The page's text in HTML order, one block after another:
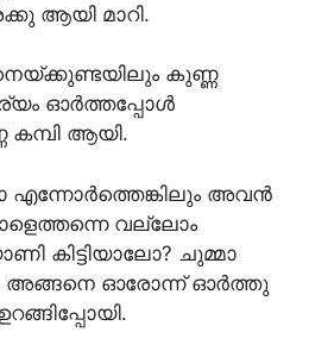
ആയി മാറി.
കുണ്ണ
ഓർത്തപ്പോൾ
കമ്പി ആയി.
എന്നോർത്തെങ്കിലും അവൻ
വല്ലോം
കിട്ടിയാലോ? ചുമ്മാ
അങ്ങനെ ഓരോന്ന് ഓർത്തു